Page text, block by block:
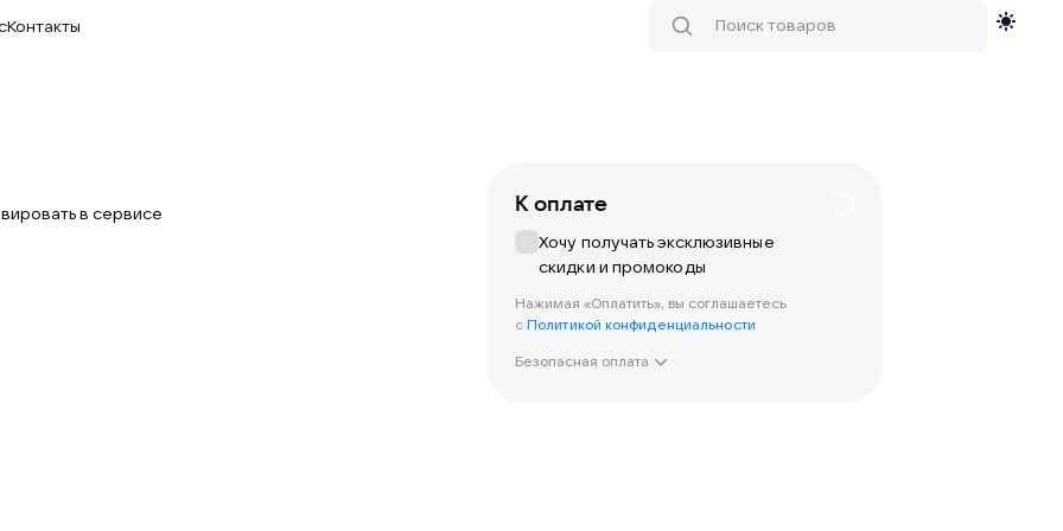
Контакты
в сервисе К оплате
Хочу получать эксклюзивные
скидки и промокоды
Нажимая «Оплатить», вы соглашаетесь
с Политикой конфиденциальности
Безопасная оплата